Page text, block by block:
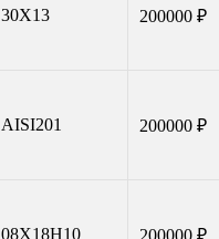
30Х13 200000 ₽
AISI201 200000 ₽
08Х18Н10 200000 ₽